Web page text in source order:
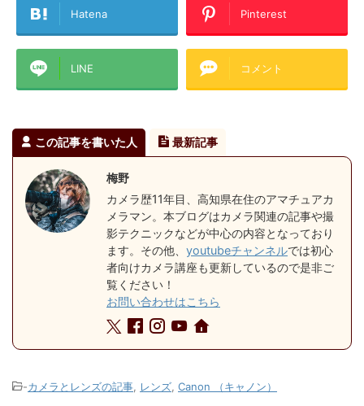
Hatena Pinterest
LINE コメント
この記事を書いた人 最新記事
梅野
カメラ歴11年目、高知県在住のアマチュアカ
メラマン。本ブログはカメラ関連の記事や撮
影テクニックなどが中心の内容となっており
ます。その他、 youtubeチャンネルでは初心
者向けカメラ講座も更新しているので是非ご
覧ください！
お問い合わせはこちら
-カメラとレンズの記事 レンズ Canon （キャノン）